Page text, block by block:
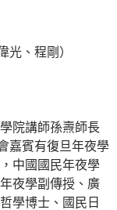
光、程剛）
院講師孫燾師長
嘉賓有復旦年夜學
中國國民年夜學
夜學副傳授、廣
學博士、國民日